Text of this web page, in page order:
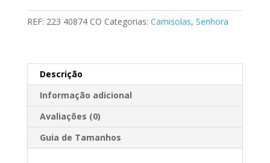
REF: 223 40874 CO Categorias: Camisolas, Senhora
Descrição
Informação adicional
Avaliações (0)
Guia de Tamanhos